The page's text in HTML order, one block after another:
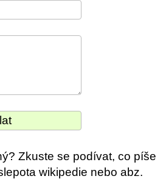
Zkuste se podívat, co píše
wikipedie nebo abz.